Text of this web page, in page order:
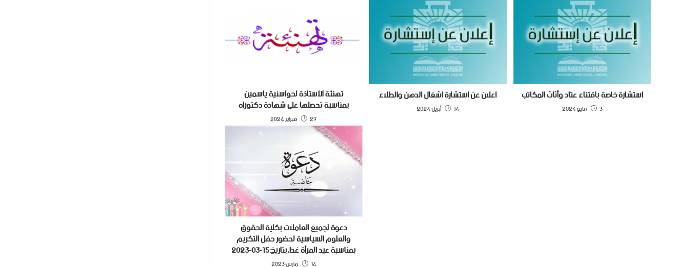
تهنئة الأستاذة لحواسنية ياسمين
بمناسبة تحصلها على شهادة دكتوراه
29 فبراير 2024
اعلان عن استشارة اشغال الدهن والطلاء‎
14 أبريل 2024
استشارة خاصة باقتناء عتاد وأثاث المكاتب
3 مايو 2024
دعوة لجميع العاملات بكلية الحقوق
والعلوم السياسية لحضور حفل التكريم
بمناسبة عيد المرأة غداً،بتاريخ:15-03-2023